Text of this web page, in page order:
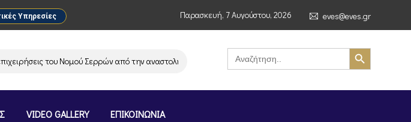
Υπηρεσίες Παρασκευή, 7 Αυγούστου, 2026 eves@eves.gr
του Νομού Σερρών από την αναστολή λειτουργίας της αλυσίδας σούπερ μάρκετ MERE στην Ελλάδα –
Search
for:
Search Button
VIDEO GALLERY ΕΠΙΚΟΙΝΩΝΙΑ